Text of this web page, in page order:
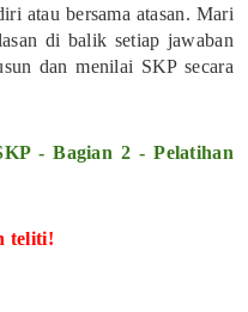
atau bersama atasan. Mari
di balik setiap jawaban
dan menilai SKP secara
- Bagian 2 - Pelatihan
teliti!